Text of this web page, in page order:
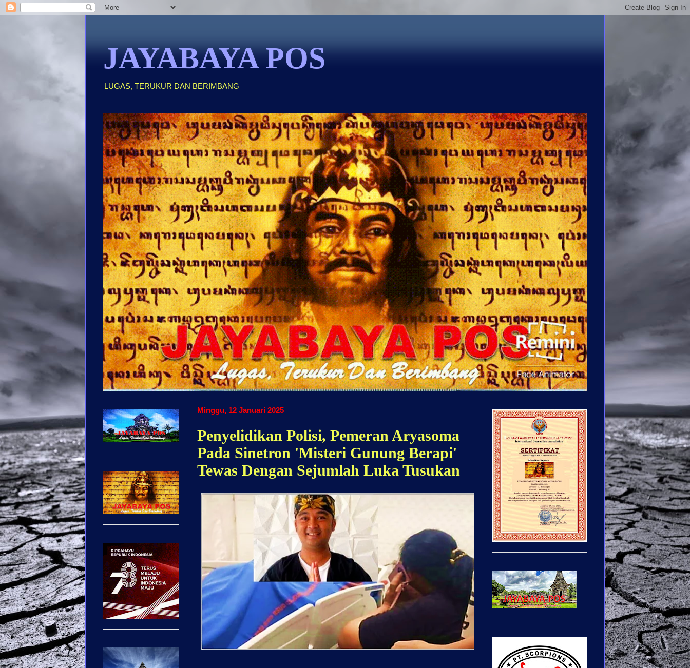
JAYABAYA POS
LUGAS, TERUKUR DAN BERIMBANG
Minggu, 12 Januari 2025
Penyelidikan Polisi, Pemeran Aryasoma
Pada Sinetron 'Misteri Gunung Berapi'
Tewas Dengan Sejumlah Luka Tusukan